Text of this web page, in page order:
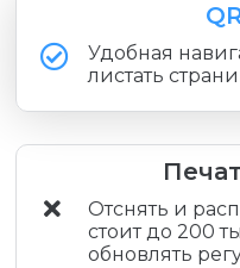
Удобная
листать
Отснять и
стоит до 200
обновлять